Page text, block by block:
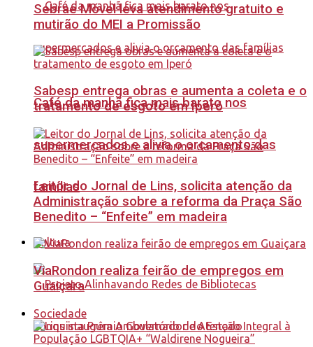
Café da manhã fica mais barato nos
supermercados e alivia o orçamento das
famílias
Cultura
Sebrae Móvel leva atendimento gratuito e
mutirão do MEI a Promissão
Sabesp entrega obras e aumenta a coleta e o
tratamento de esgoto em Iperó
Leitor do Jornal de Lins, solicita atenção da
Administração sobre a reforma da Praça São
Benedito – “Enfeite” em madeira
ViaRondon realiza feirão de empregos em
Guaiçara
Sociedade